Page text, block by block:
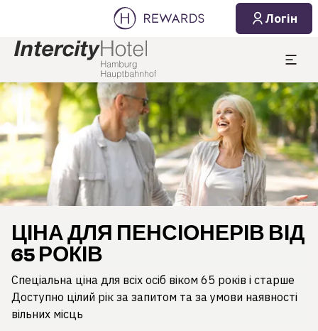
Логін
Слайд 1 з 1
ЦІНА ДЛЯ ПЕНСІОНЕРІВ ВІД
65 РОКІВ
Спеціальна ціна для всіх осіб віком 65 років і старше
Доступно цілий рік за запитом та за умови наявності
вільних місць